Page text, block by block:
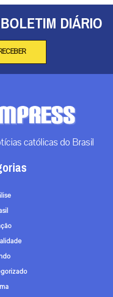
DIÁRIO
católicas do Brasil